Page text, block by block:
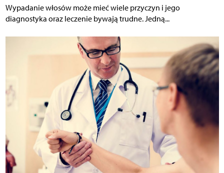
Wypadanie włosów może mieć wiele przyczyn i jego
diagnostyka oraz leczenie bywają trudne. Jedną...